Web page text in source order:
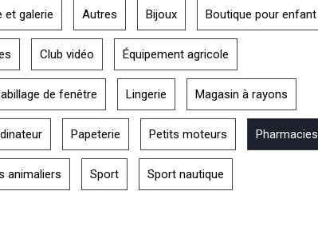
et galerie Autres Bijoux Boutique pour enfant
Club vidéo Équipement agricole
de fenêtre Lingerie Magasin à rayons
Papeterie Petits moteurs Pharmacies
animaliers Sport Sport nautique